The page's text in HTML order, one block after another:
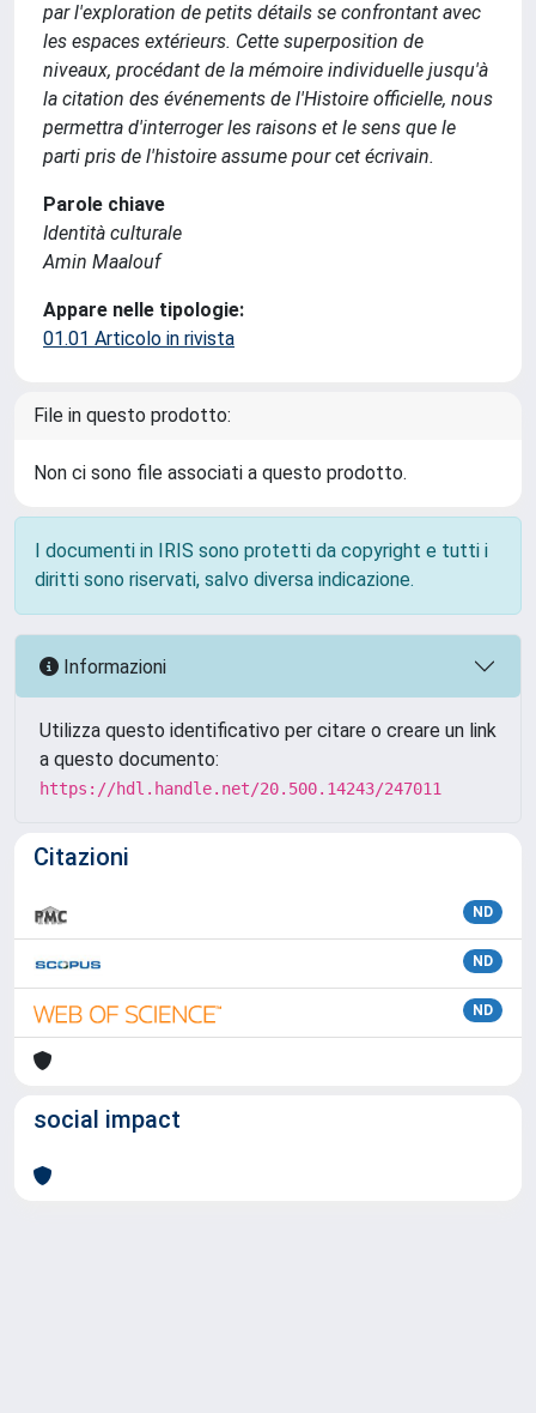
par l'exploration de petits détails se confrontant avec
les espaces extérieurs. Cette superposition de
niveaux, procédant de la mémoire individuelle jusqu'à
la citation des événements de l'Histoire officielle, nous
permettra d'interroger les raisons et le sens que le
parti pris de l'histoire assume pour cet écrivain.
Parole chiave
Identità culturale
Amin Maalouf
Appare nelle tipologie:
01.01 Articolo in rivista
File in questo prodotto:
Non ci sono file associati a questo prodotto.
I documenti in IRIS sono protetti da copyright e tutti i
diritti sono riservati, salvo diversa indicazione.
Informazioni
Utilizza questo identificativo per citare o creare un link
a questo documento:
https://hdl.handle.net/20.500.14243/247011
Citazioni
ND
ND
ND
social impact